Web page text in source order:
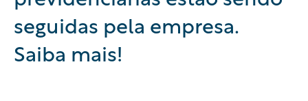
seguidas pela empresa.
Saiba mais!